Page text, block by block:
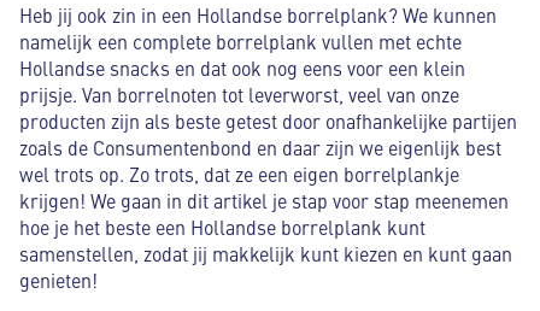
Heb jij ook zin in een Hollandse borrelplank? We kunnen
namelijk een complete borrelplank vullen met echte
Hollandse snacks en dat ook nog eens voor een klein
prijsje. Van borrelnoten tot leverworst, veel van onze
producten zijn als beste getest door onafhankelijke partijen
zoals de Consumentenbond en daar zijn we eigenlijk best
wel trots op. Zo trots, dat ze een eigen borrelplankje
krijgen! We gaan in dit artikel je stap voor stap meenemen
hoe je het beste een Hollandse borrelplank kunt
samenstellen, zodat jij makkelijk kunt kiezen en kunt gaan
genieten!